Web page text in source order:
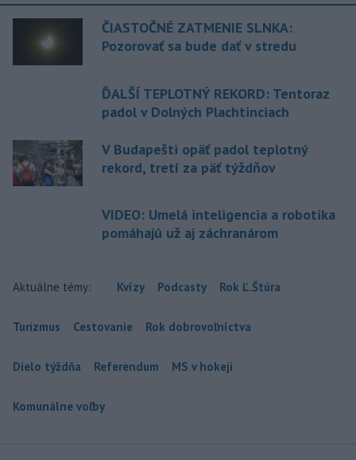
ČIASTOČNÉ ZATMENIE SLNKA:
Pozorovať sa bude dať v stredu
ĎALŠÍ TEPLOTNÝ REKORD: Tentoraz
padol v Dolných Plachtinciach
V Budapešti opäť padol teplotný
rekord, tretí za päť týždňov
VIDEO: Umelá inteligencia a robotika
pomáhajú už aj záchranárom
Aktuálne témy: Kvízy Podcasty Rok Ľ.Štúra
Turizmus Cestovanie Rok dobrovoľníctva
Dielo týždňa Referendum MS v hokeji
Komunálne voľby